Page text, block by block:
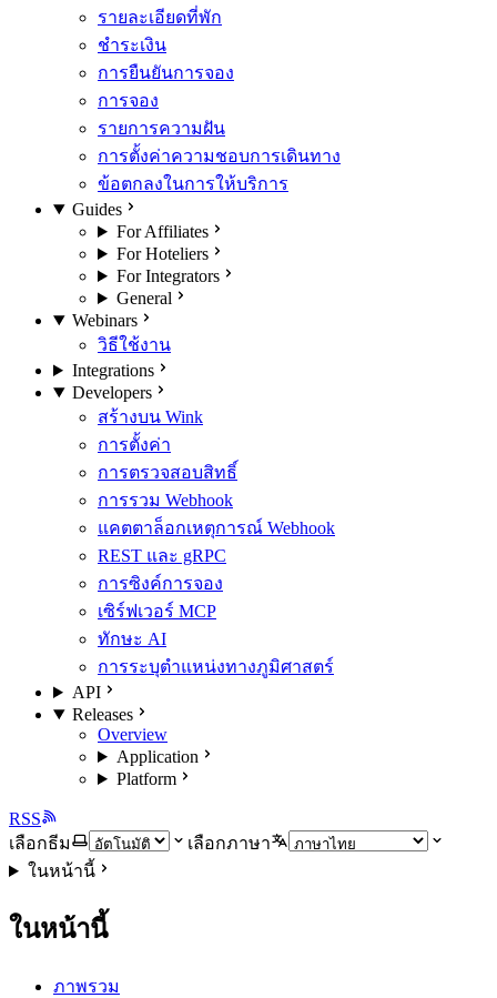
รายละเอียดที่พัก
ชำระเงิน
การยืนยันการจอง
การจอง
รายการความฝัน
การตั้งค่าความชอบการเดินทาง
ข้อตกลงในการให้บริการ
Guides
For Affiliates
For Hoteliers
For Integrators
General
Webinars
วิธีใช้งาน
Integrations
Developers
สร้างบน Wink
การตั้งค่า
การตรวจสอบสิทธิ์
การรวม Webhook
แคตตาล็อกเหตุการณ์ Webhook
REST และ gRPC
การซิงค์การจอง
เซิร์ฟเวอร์ MCP
ทักษะ AI
การระบุตำแหน่งทางภูมิศาสตร์
API
Releases
Overview
Application
Platform
RSS
เลือกธีม
เลือกภาษา
ในหน้านี้
ในหน้านี้
ภาพรวม